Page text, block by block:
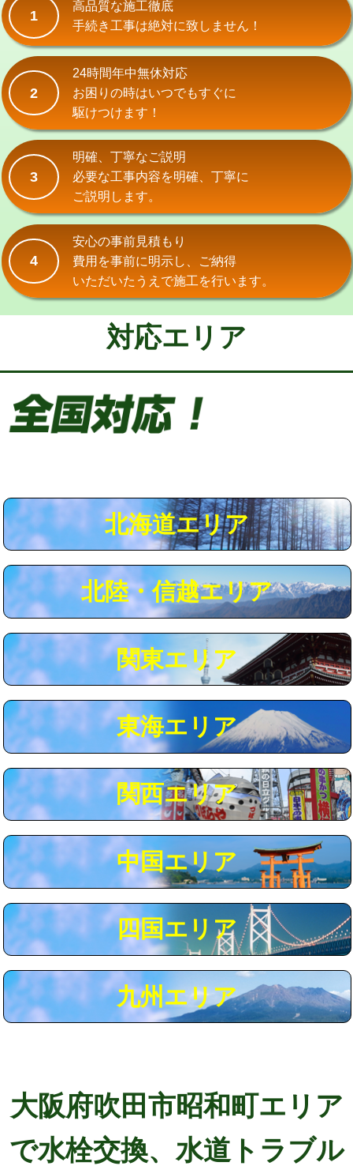
交換・取付(排水栓・排水トラップ
（P/S/ポップアップ））
22,000円+材料費
交換・取付（その他部品）
持込商品取付（単水栓）
持込商品取付（混合水栓） 16,500円
持込商品取付（浄水器・分岐水栓） 16,500円
給水管工事※（ホール加工)
給水管工事※（バンド止め)
給水管工事※（支持金具設置) 5,500円
給水管工事※（保温材使用（バンド止
め込み）)
5,500円
給水管工事※（土の掘削・埋め戻し作
11,000円
給水管工事※（塩ビ管（VP・HI）使
用/3ｍまで)
給水管工事※（ライニング鋼管・銅
管・ポリ管・HT管使用/3ｍまで)
44,000円
給水管工事※（ライニング鋼管・銅
+8,800円
マス交換（土の掘削・埋め戻し作業） 11,000円~
マス交換（深さ50㎝以上） 66,000円
コンクリート斫り（厚さ10㎝まで） 27,500円
コンクリート斫り（厚さ10㎝超え） 38,500円
モルタル補修（厚さ10㎝まで） 27,500円
モルタル補修（厚さ10㎝超え） 38,500円
追加人工 16,500円
現場見積
※給水管工事は20mmまでの価格です。
1
高品質な施工徹底
手続き工事は絶対に致しません！
2
24時間年中無休対応
お困りの時はいつでもすぐに
駆けつけます！
3
明確、丁寧なご説明
必要な工事内容を明確、丁寧に
ご説明します。
4
安心の事前見積もり
費用を事前に明示し、ご納得
いただいたうえで施工を行います。
対応エリア
北海道エリア
北陸・信越エリア
関東エリア
東海エリア
関西エリア
中国エリア
四国エリア
九州エリア
大阪府吹田市昭和町エリア
で水栓交換、水道トラブル